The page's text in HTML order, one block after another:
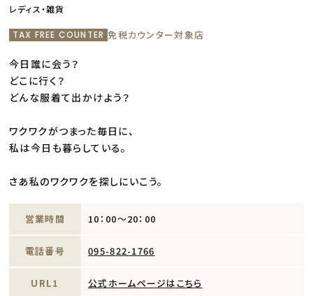
レディス・雑貨
TAX FREE COUNTER 免税カウンター対象店
今日誰に会う？
どこに行く？
どんな服着て出かけよう？
ワクワクがつまった毎日に、
私は今日も暮らしている。
さあ私のワクワクを探しにいこう。
営業時間 10：00～20：00
電話番号 095-822-1766
URL1 公式ホームページはこちら